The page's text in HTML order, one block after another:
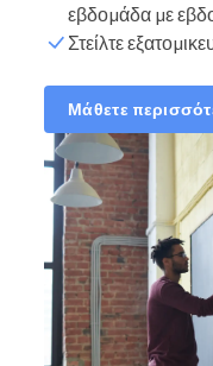
εβδομάδα με
Στείλτε
Μάθετε